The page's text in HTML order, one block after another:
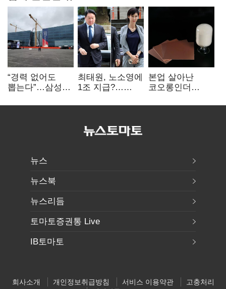
“경력 없어도
뽑는다”…삼성
반도체 인재
최태원, 노소영에
1조 지급?…
본업 살아난
코오롱인더
배터리 소재로
뉴스
뉴스북
뉴스리듬
토마토증권통 Live
IB토마토
회사소개 개인정보취급방침 서비스 이용약관
고충처리